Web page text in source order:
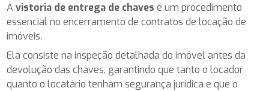
Avistoria de entrega de chaves é um procedimento
essencial no encerramento de contratos de locação de
imóveis.
Ela consiste na inspeção detalhada do imóvel antes da
devolução das chaves, garantindo que tanto o locador
quanto o locatário tenham segurança jurídica e que o